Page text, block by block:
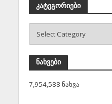
კატეგორიები
ნახვები
7,954,588 ნახვა